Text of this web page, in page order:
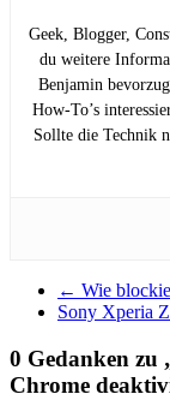
Geek, Blogger,
du weitere
Benjamin
How-To’s
Sollte die Technik
← Wie
Sony Xperia
0 Gedanken zu
Chrome